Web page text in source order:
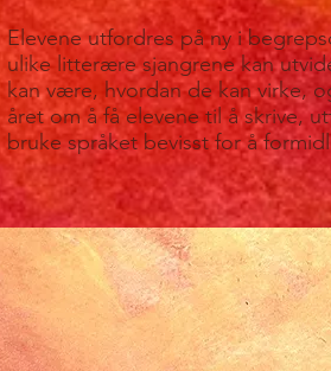
Elevene utfordres på ny i
ulike litterære sjangrene kan
kan være, hvordan de kan virke,
året om å få elevene til å skrive,
bruke språket bevisst for å